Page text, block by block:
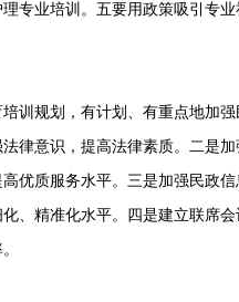
专业培训。五要用政策吸引专业
训规划，有计划、有重点地加强
律意识，提高法律素质。二是加
优质服务水平。三是加强民政信
、精准化水平。四是建立联席